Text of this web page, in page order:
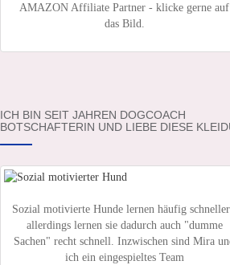
AMAZON Affiliate Partner - klicke gerne auf
das Bild.
ICH BIN SEIT JAHREN DOGCOACH
BOTSCHAFTERIN UND LIEBE DIESE
Sozial motivierte Hunde lernen häufig
allerdings lernen sie dadurch auch "dumme
Sachen" recht schnell. Inzwischen sind Mira
ich ein eingespieltes Team